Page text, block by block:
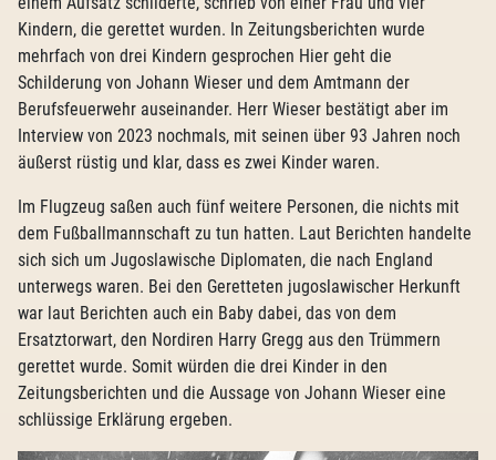
Kindern, die gerettet wurden. In Zeitungsberichten wurde
mehrfach von drei Kindern gesprochen Hier geht die
Schilderung von Johann Wieser und dem Amtmann der
Berufsfeuerwehr auseinander. Herr Wieser bestätigt aber im
Interview von 2023 nochmals, mit seinen über 93 Jahren noch
äußerst rüstig und klar, dass es zwei Kinder waren.
Im Flugzeug saßen auch fünf weitere Personen, die nichts mit
dem Fußballmannschaft zu tun hatten. Laut Berichten handelte
sich sich um Jugoslawische Diplomaten, die nach England
unterwegs waren. Bei den Geretteten jugoslawischer Herkunft
war laut Berichten auch ein Baby dabei, das von dem
Ersatztorwart, den Nordiren Harry Gregg aus den Trümmern
gerettet wurde. Somit würden die drei Kinder in den
Zeitungsberichten und die Aussage von Johann Wieser eine
schlüssige Erklärung ergeben.